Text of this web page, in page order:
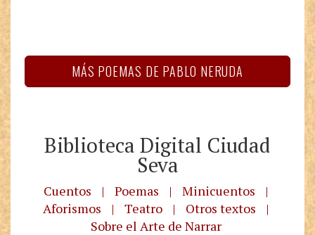
MÁS POEMAS DE PABLO NERUDA
Biblioteca Digital Ciudad
Seva
Cuentos | Poemas | Minicuentos
|
Aforismos
| Teatro | Otros textos
|
Sobre el Arte de Narrar